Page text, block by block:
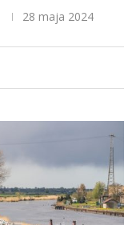
28 maja 2024